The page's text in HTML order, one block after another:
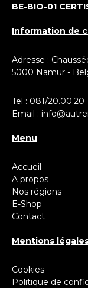
BE-BIO-01
Information de
Adresse :
5000 Namur -
Tel : 081/20.00.20
Email :
Menu
Accueil
A propos
Nos régions
E-Shop
Contact
Mentions
Cookies
Politique de